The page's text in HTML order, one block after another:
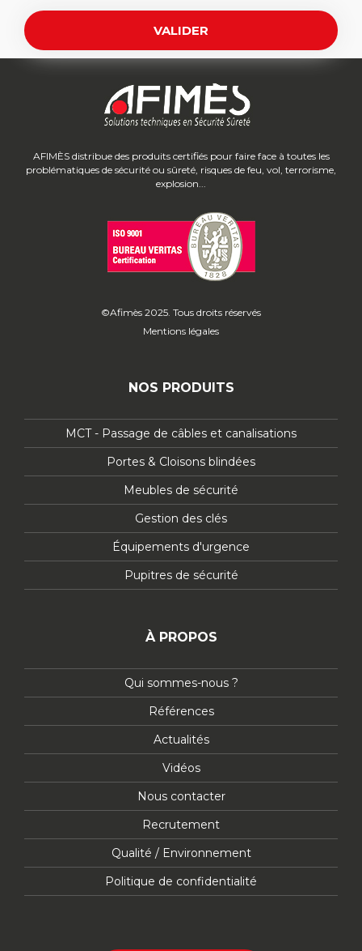
AFIMÈS distribue des produits certifiés pour faire face à toutes les
problématiques de sécurité ou sûreté, risques de feu, vol, terrorisme,
explosion...
©Afimès 2025. Tous droits réservés
Mentions légales
NOS PRODUITS
MCT - Passage de câbles et canalisations
Portes & Cloisons blindées
Meubles de sécurité
Gestion des clés
Équipements d'urgence
Pupitres de sécurité
À PROPOS
Qui sommes-nous ?
Références
Actualités
Vidéos
Nous contacter
Recrutement
Qualité / Environnement
Politique de confidentialité